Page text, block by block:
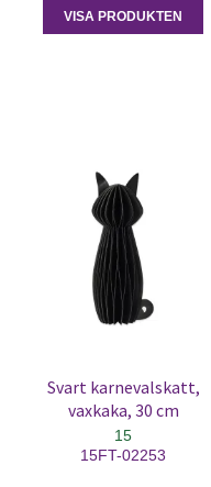
VISA PRODUKTEN
Svart karnevalskatt,
vaxkaka, 30 cm
15
15FT-02253